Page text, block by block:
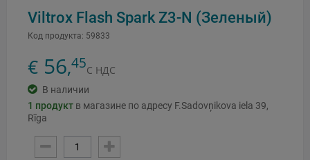
Viltrox Flash Spark Z3-N (Зеленый)
Код продукта: 59833
€ 56,45С НДС
В наличии
1 продукт в магазине по адресу F.Sadovņikova iela 39,
Rīga